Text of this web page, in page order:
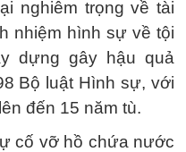
nghiêm trọng về tài
nhiệm hình sự về tội
dựng gây hậu quả
Bộ luật Hình sự, với
đến 15 năm tù.
cố vỡ hồ chứa nước